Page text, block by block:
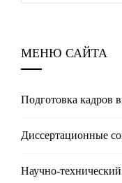
МЕНЮ САЙТА
Подготовка кадров
Диссертационные
Научно-технический